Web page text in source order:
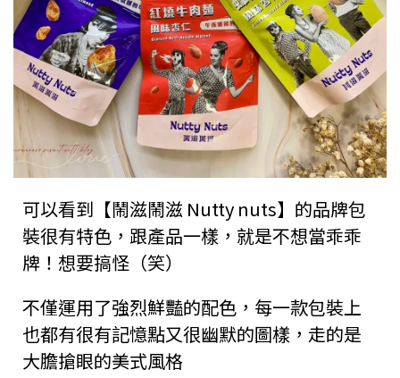
可以看到【鬧滋鬧滋 Nutty nuts】的品牌包
裝很有特色，跟產品一樣，就是不想當乖乖
牌！想要搞怪（笑）
不僅運用了強烈鮮豔的配色，每一款包裝上
也都有很有記憶點又很幽默的圖樣，走的是
大膽搶眼的美式風格